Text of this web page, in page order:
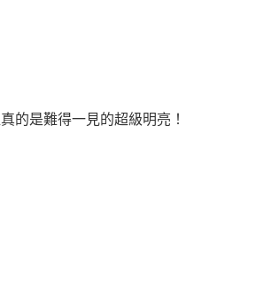
的是難得一見的超級明亮！